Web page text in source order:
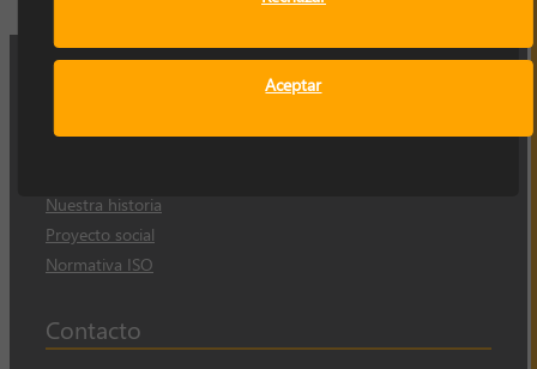
Nuestra historia
Proyecto social
Normativa ISO
Contacto
Aceptar